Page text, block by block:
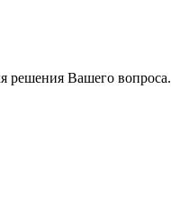
решения Вашего вопроса.